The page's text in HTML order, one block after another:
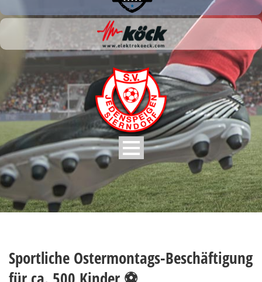
Sportliche Ostermontags-Beschäftigung